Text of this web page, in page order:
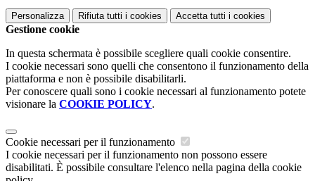
Personalizza Rifiuta tutti i cookies Accetta tutti i cookies
Gestione cookie
In questa schermata è possibile scegliere quali cookie consentire.
I cookie necessari sono quelli che consentono il funzionamento della
piattaforma e non è possibile disabilitarli.
Per conoscere quali sono i cookie necessari al funzionamento potete
visionare la COOKIE POLICY.
Cookie necessari per il funzionamento
I cookie necessari per il funzionamento non possono essere
disabilitati. È possibile consultare l'elenco nella pagina della cookie